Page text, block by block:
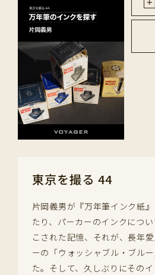
東京を撮る 44
片岡義男が『万年筆インク紙
たり、パーカーのインクにつ
こされた記憶、それが、長年
ーの「ウォッシャブル・ブル
た。そして、久しぶりにその